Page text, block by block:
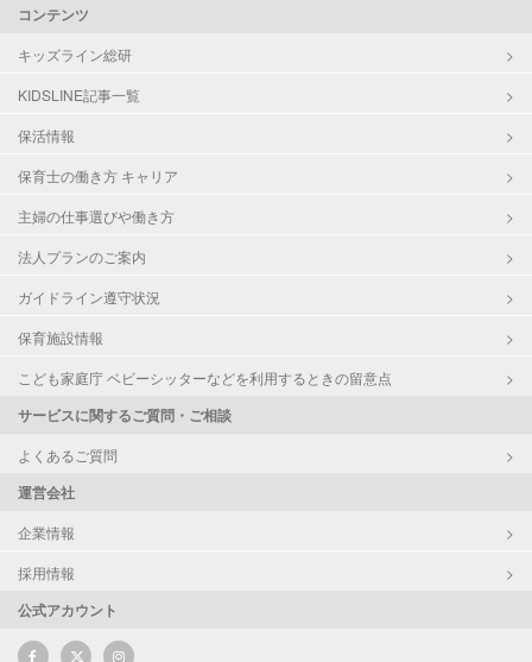
コンテンツ
キッズライン総研
KIDSLINE記事一覧
保活情報
保育士の働き方 キャリア
主婦の仕事選びや働き方
法人プランのご案内
ガイドライン遵守状況
保育施設情報
こども家庭庁 ベビーシッターなどを利用するときの留意点
サービスに関するご質問・ご相談
よくあるご質問
運営会社
企業情報
採用情報
公式アカウント